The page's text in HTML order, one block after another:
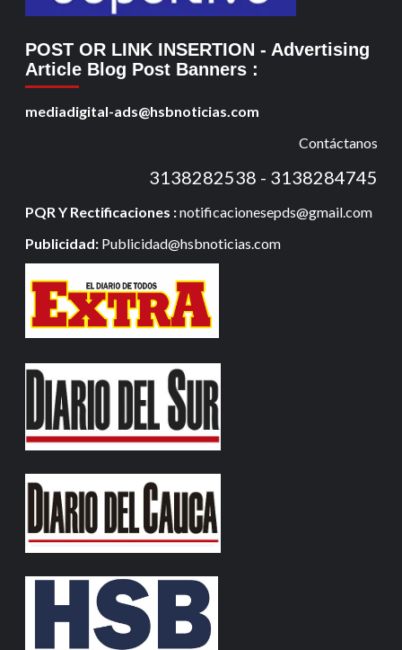
POST OR LINK INSERTION - Advertising
Article Blog Post Banners :
mediadigital-ads@hsbnoticias.com
Contáctanos
3138282538 - 3138284745
PQR Y Rectificaciones :notificacionesepds@gmail.com
Publicidad: Publicidad@hsbnoticias.com